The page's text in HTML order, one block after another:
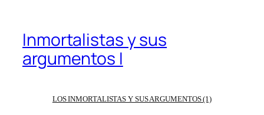
Inmortalistas y sus
argumentos I
LOS INMORTALISTAS Y SUS ARGUMENTOS (1)